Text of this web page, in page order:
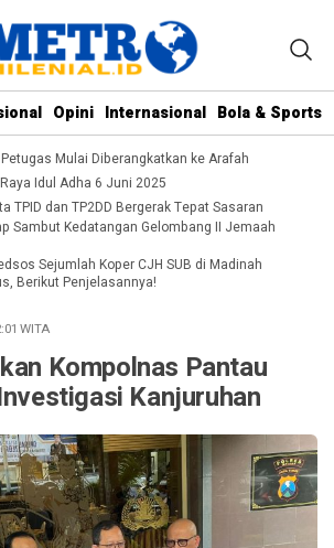
Opini Internasional Bola & Sports
Mulai Diberangkatkan ke Arafah
Idul Adha 6 Juni 2025
TPID dan TP2DD Bergerak Tepat Sasaran
Sambut Kedatangan Gelombang II Jemaah
Sejumlah Koper CJH SUB di Madinah
Berikut Penjelasannya!
WITA
Kompolnas Pantau
Kanjuruhan